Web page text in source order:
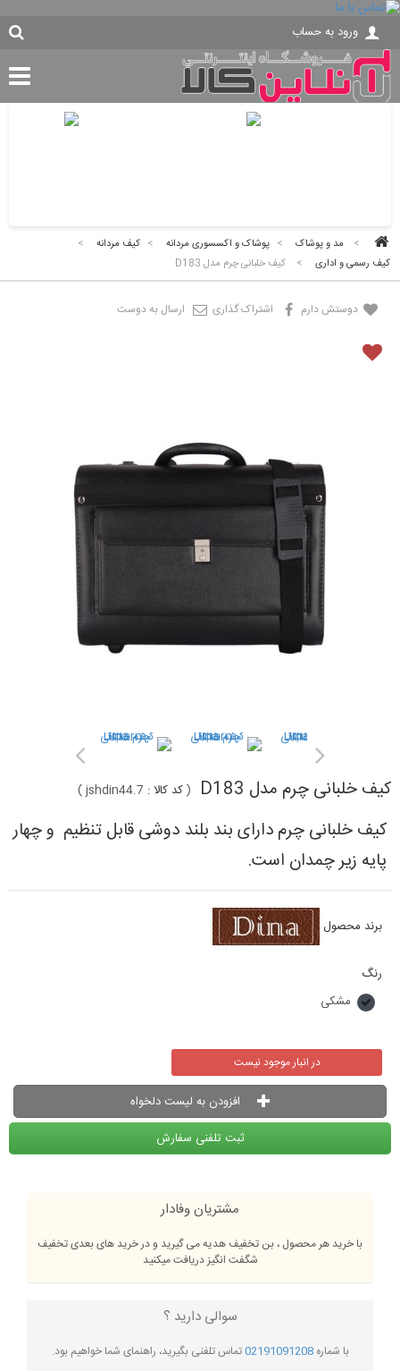
ورود به حساب
> مد و پوشاک > پوشاک و اکسسوری مردانه > کیف مردانه
>
کیف رسمی و اداری
> کیف خلبانی چرم مدل D183
دوستش دارم اشتراک گذاری ارسال به دوست
کیف خلبانی چرم مدل D183 (کد کالا : jshdin44.7
)
کیف خلبانی چرم دارای بند بلند دوشی قابل تنظیم و چهار
پایه زیر چمدان است.
برند محصول
رنگ
مشکی
در انبار موجود نیست
افزودن به لیست دلخواه
ثبت تلفنی سفارش
مشتریان وفادار
با خرید هر محصول ، بن تخفیف هدیه می گیرید و در خرید های بعدی تخفیف
شگفت انگیز دریافت میکنید
سوالی دارید ؟
با شماره02191091208تماس تلفنی بگیرید، راهنمای شما خواهیم بود.